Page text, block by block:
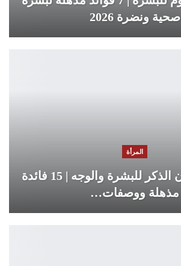
صحية ونضرة 2026
المرأة
فوائد زيت لبان الذكر للبشرة والوجه | 15 فائدة
مذهلة ووصفات…